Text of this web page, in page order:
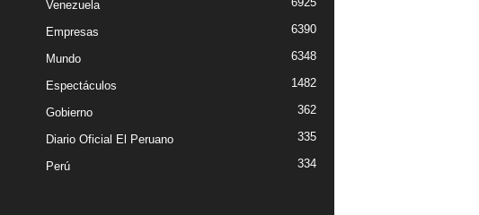
Venezuela
Empresas 6390
Mundo 6348
Espectáculos 1482
Gobierno 362
Diario Oficial El Peruano 335
Perú 334